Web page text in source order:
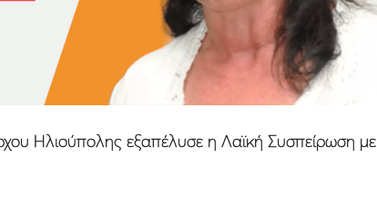
Ηλιούπολης εξαπέλυσε η Λαϊκή Συσπείρωση με